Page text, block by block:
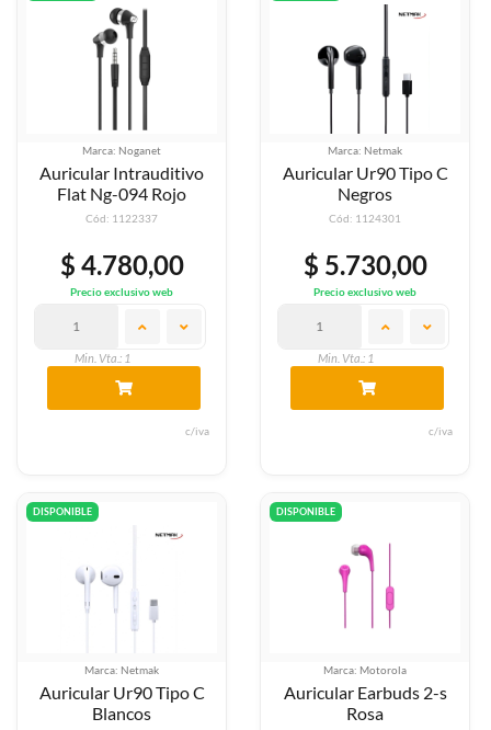
Marca: Noganet
Auricular Intrauditivo
Flat Ng-094 Rojo
Cód: 1122337
$ 4.780,00
Precio exclusivo web
Min. Vta.: 1
c/iva
Marca: Netmak
Auricular Ur90 Tipo C
Negros
Cód: 1124301
$ 5.730,00
Precio exclusivo web
Min. Vta.: 1
c/iva
DISPONIBLE
Marca: Netmak
Auricular Ur90 Tipo C
Blancos
DISPONIBLE
Marca: Motorola
Auricular Earbuds 2-s
Rosa